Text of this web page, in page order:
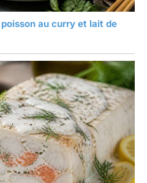
au curry et lait de